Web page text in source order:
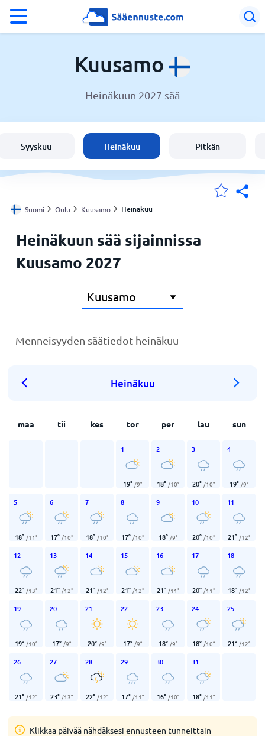
Sijaintini
Koti
Kuusamo
Heinäkuun 2027 sää
Syyskuu Heinäkuu Pitkän
Suomi Oulu Kuusamo Heinäkuu
Heinäkuun sää sijainnissa
Kuusamo 2027
Menneisyyden säätiedot heinäkuu
Heinäkuu
maa tii kes tor per lau sun
1
19° /9°
2
18° /10°
3
20° /10°
4
19° /9°
5
18° /11°
6
17° /10°
7
18° /10°
8
17° /10°
9
18° /9°
10
20° /10°
11
21° /12°
12
22° /13°
13
21° /12°
14
21° /12°
15
21° /12°
16
21° /11°
17
20° /11°
18
18° /12°
19
19° /10°
20
17° /9°
21
20° /9°
22
17° /9°
23
18° /9°
24
18° /10°
25
21° /12°
26
21° /12°
27
23° /13°
28
22° /12°
29
17° /11°
30
16° /10°
31
18° /11°
Klikkaa päivää nähdäksesi ennusteen tunneittain